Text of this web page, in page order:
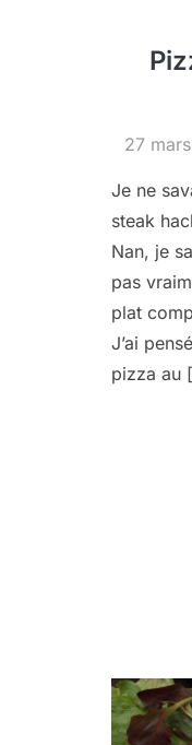
27
Je ne
steak
Nan, je
pas
plat
J’ai
pizza au